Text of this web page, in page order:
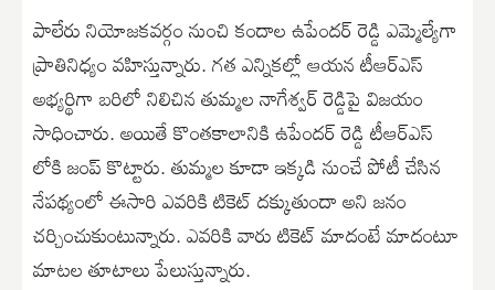
పాలేరు నియోజకవర్గం నుంచి కందాల ఉపేందర్ రెడ్డి ఎమ్మెల్యేగా
ప్రాతినిధ్యం వహిస్తున్నారు. గత ఎన్నికల్లో ఆయన టీఆర్ఎస్
అభ్యర్థిగా బరిలో నిలిచిన తుమ్మల నాగేశ్వర్ రెడ్డిపై విజయం
సాధించారు. అయితే కొంతకాలానికి ఉపేందర్ రెడ్డి టీఆర్ఎస్
లోకి జంప్ కొట్టారు. తుమ్మల కూడా ఇక్కడి నుంచే పోటీ చేసిన
నేపథ్యంలో ఈసారి ఎవరికి టికెట్ దక్కుతుందా అని జనం
చర్చించుకుంటున్నారు. ఎవరికి వారు టికెట్ మాదంటే మాదంటూ
మాటల తూటాలు పేలుస్తున్నారు.